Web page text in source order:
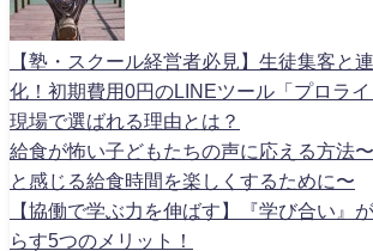
【塾・スクール経営者必見】生徒集客と
化！初期費用0円のLINEツール「プロラ
現場で選ばれる理由とは？
給食が怖い子どもたちの声に応える方法
と感じる給食時間を楽しくするために〜
【協働で学ぶ力を伸ばす】『学び合い』
らす5つのメリット！